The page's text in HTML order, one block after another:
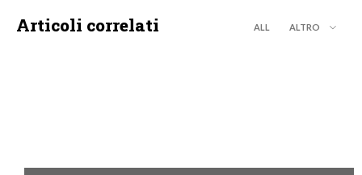
Articoli correlati ALL ALTRO